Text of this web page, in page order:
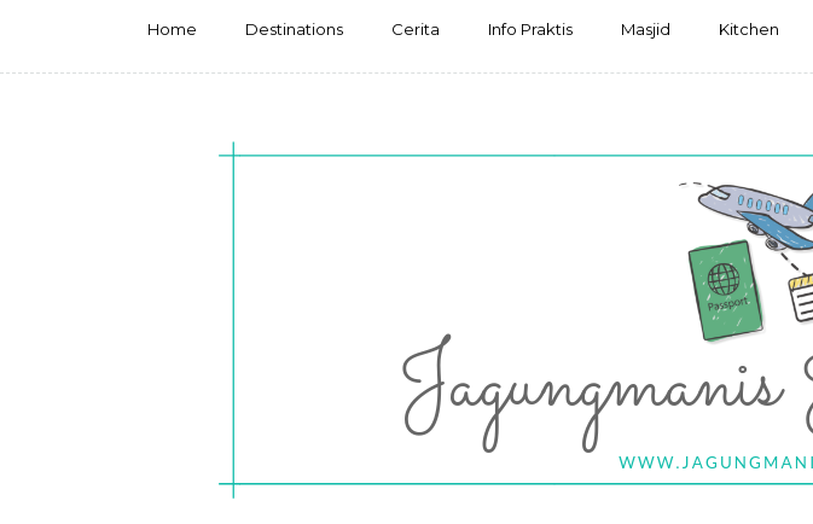
Home Destinations Cerita Info Praktis Masjid Kitchen